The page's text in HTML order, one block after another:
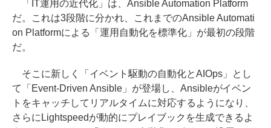
「IT運用の近代化」は、Ansible Automation Platform
だ。これは3段階に分かれ、これまでのAnsible Automati
on Platformによる「運用自動化を標準化」が最初の段階
だ。
そこに新しく「イベント駆動の自動化とAIOps」とし
て「Event-Driven Ansible」が登場し、Ansibleがイベン
トをキャッチしてリアルタイムに対応するようになり、
さらにLightspeedが動的にプレイブックを生成できるよ